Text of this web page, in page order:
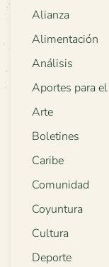
Alianza
Alimentación
Análisis
Aportes para
Arte
Boletines
Caribe
Comunidad
Coyuntura
Cultura
Deporte